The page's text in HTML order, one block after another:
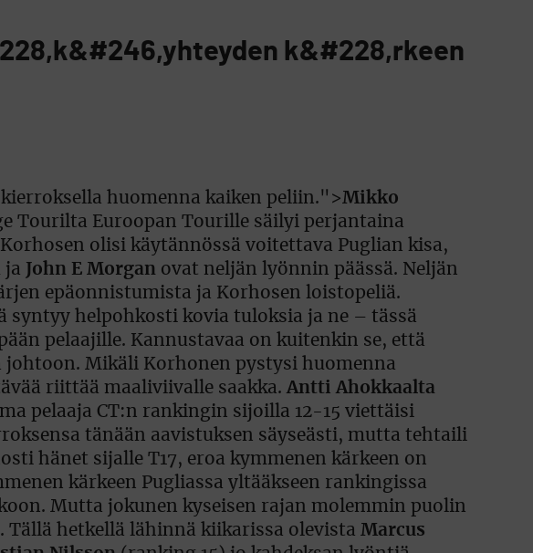
k&#228,rkeen
huomenna kaiken peliin.">Mikko
Tourilta Euroopan Tourille säilyi perjantaina
olisi käytännössä voitettava Puglian kisa,
ja John E Morgan ovat neljän lyönnin päässä. Neljän
epäonnistumista ja Korhosen loistopeliä.
syntyy helpohkosti kovia tuloksia ja ne – tässä
pelaajille. Kannustavaa on kuitenkin se, että
johtoon. Mikäli Korhonen pystysi huomenna
riittää maaliviivalle saakka. Antti Ahokkaalta
pelaaja CT:n rankingin sijoilla 12-15 viettäisi
tänään aavistuksen säyseästi, mutta tehtaili
hänet sijalle T17, eroa kymmenen kärkeen on
kärkeen Pugliassa yltääkseen rankingissa
Mutta jokunen kyseisen rajan molemmin puolin
hetkellä lähinnä kiikarissa olevista Marcus